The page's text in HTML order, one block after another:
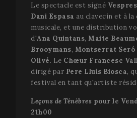
Le spectacle est signé
Dani Espasa au clavecin et à
musicale, et une distribution
d'Ana Quintans, Maite
Brooymans, Montserrat Seró
Olivé. Le Chœur Francesc
dirigé par Pere Lluís Biosca,
festival en tant qu'artiste
Leçons de Ténèbres pour le
21h00